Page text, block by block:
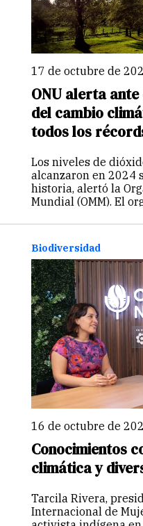
17 de octubre de
ONU alerta
del cambio
todos los
Los niveles de
alcanzaron en 2024
historia, alertó la
Mundial (OMM). El
planeta, provocando
meteorológicos
Biodiversidad
16 de octubre de
Conocimientos
climática y
Tarcila Rivera,
Internacional de